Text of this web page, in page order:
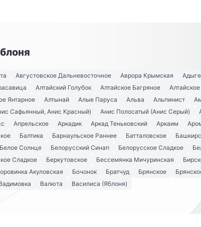
Августовское Дальневосточное Аврора Крымская
Алтайский Голубок Алтайское Багряное
Янтарное Алтынай Алые Паруса Альва Альпинист
Сафьянный, Анис Красный)
Анис Полосатый (Анис Серый)
Апрельское Аркадик Аркад Теньковский Аркаим
Балтика Барнаульское Раннее Батталовское
Белое Солнце Белорусский Синап Белорусское Сладкое
Сладкое Беркутовское Бессемянка Мичуринская
Акуловская Бочонок Братчуд Брянское
Валюта Василиса (Яблоня)